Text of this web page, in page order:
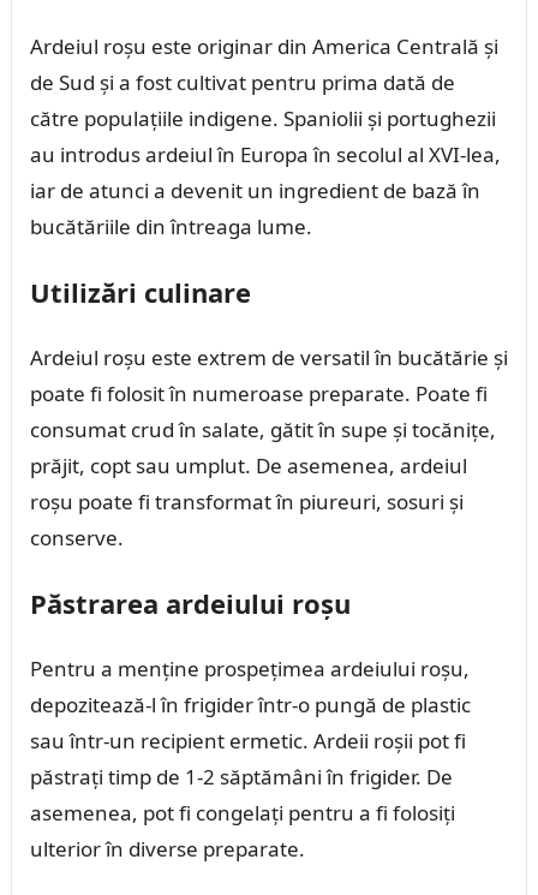
Ardeiul roșu este originar din America Centrală și
de Sud și a fost cultivat pentru prima dată de
către populațiile indigene. Spaniolii și portughezii
au introdus ardeiul în Europa în secolul al XVI-lea,
iar de atunci a devenit un ingredient de bază în
bucătăriile din întreaga lume.
Utilizări culinare
Ardeiul roșu este extrem de versatil în bucătărie și
poate fi folosit în numeroase preparate. Poate fi
consumat crud în salate, gătit în supe și tocănițe,
prăjit, copt sau umplut. De asemenea, ardeiul
roșu poate fi transformat în piureuri, sosuri și
conserve.
Păstrarea ardeiului roșu
Pentru a menține prospețimea ardeiului roșu,
depozitează-l în frigider într-o pungă de plastic
sau într-un recipient ermetic. Ardeii roșii pot fi
păstrați timp de 1-2 săptămâni în frigider. De
asemenea, pot fi congelați pentru a fi folosiți
ulterior în diverse preparate.